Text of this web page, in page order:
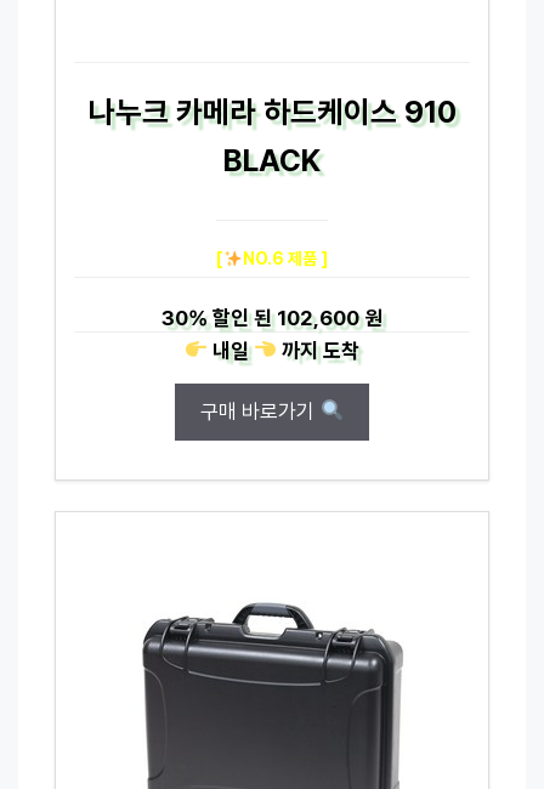
나누크 카메라 하드케이스 910
BLACK
[ NO.6 제품 ]
30%할인 된102,600 원
내일
까지도착
구매 바로가기